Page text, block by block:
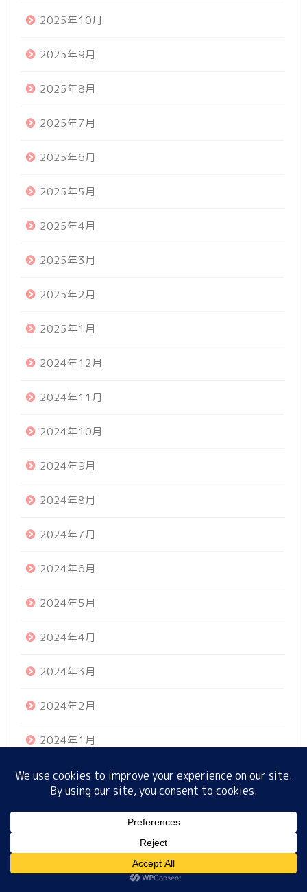
2025年10月
2025年9月
2025年8月
2025年7月
2025年6月
2025年5月
2025年4月
2025年3月
2025年2月
2025年1月
2024年12月
2024年11月
2024年10月
2024年9月
2024年8月
2024年7月
2024年6月
2024年5月
2024年4月
2024年3月
2024年2月
2024年1月
2023年12月
2023年11月
2023年9月 プロフィール サイトマップ